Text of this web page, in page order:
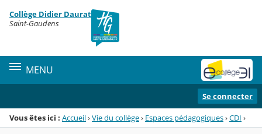
Menu de la rubrique
Contenu
Collège Didier Daurat
Saint-Gaudens
MENU
Se connecter
Vous êtes ici : Accueil›Vie du collège› Espaces pédagogiques›CDI ›